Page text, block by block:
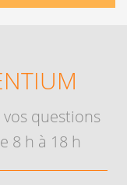
questions
8 h à 18 h